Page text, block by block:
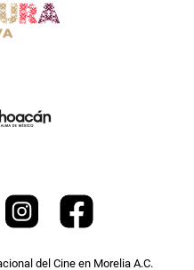
del Cine en Morelia A.C.